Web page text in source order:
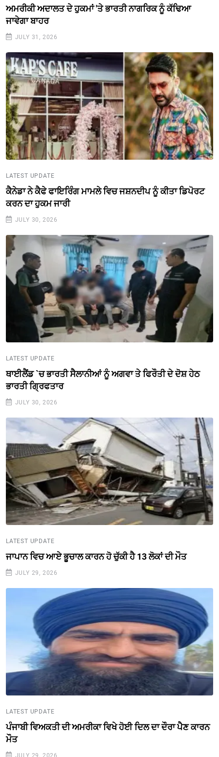
ਅਮਰੀਕੀ ਅਦਾਲਤ ਦੇ ਹੁਕਮਾਂ 'ਤੇ ਭਾਰਤੀ ਨਾਗਰਿਕ ਨੂੰ ਕੱਢਿਆ
ਜਾਵੇਗਾ ਬਾਹਰ
JULY 31, 2026
LATEST UPDATE
ਕੈਨੇਡਾ ਨੇ ਕੈਫੇ ਫਾਇਰਿੰਗ ਮਾਮਲੇ ਵਿਚ ਜਸ਼ਨਦੀਪ ਨੂੰ ਕੀਤਾ ਡਿਪੋਰਟ
ਕਰਨ ਦਾ ਹੁਕਮ ਜਾਰੀ
JULY 30, 2026
LATEST UPDATE
ਥਾਈਲੈਂਡ `ਚ ਭਾਰਤੀ ਸੈਲਾਨੀਆਂ ਨੂੰ ਅਗਵਾ ਤੇ ਫਿਰੌਤੀ ਦੇ ਦੋਸ਼ ਹੇਠ
ਭਾਰਤੀ ਗ੍ਰਿਫਤਾਰ
JULY 30, 2026
LATEST UPDATE
ਜਾਪਾਨ ਵਿਚ ਆਏ ਭੂਚਾਲ ਕਾਰਨ ਹੋ ਚੁੱਕੀ ਹੈ 13 ਲੋਕਾਂ ਦੀ ਮੌਤ
JULY 29, 2026
LATEST UPDATE
ਪੰਜਾਬੀ ਵਿਅਕਤੀ ਦੀ ਅਮਰੀਕਾ ਵਿਖੇ ਹੋਈ ਦਿਲ ਦਾ ਦੌਰਾ ਪੈਣ ਕਾਰਨ
ਮੌਤ